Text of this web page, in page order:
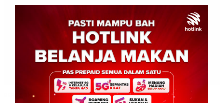
BERITA AM BERITA TOP DUNIA WILAYAH SABAH